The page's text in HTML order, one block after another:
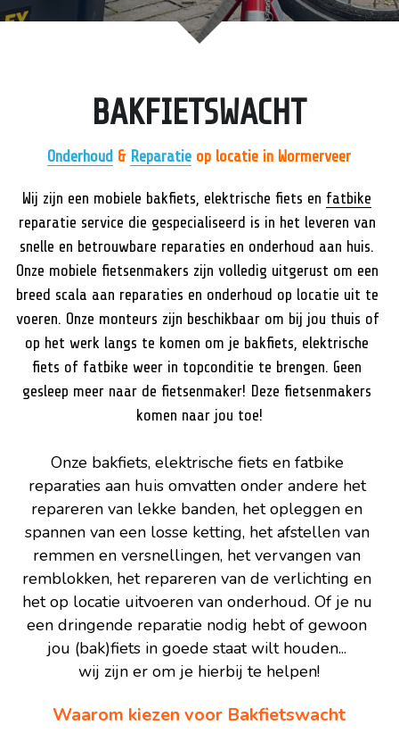
Carqon
Dolly
Gazelle
Lovens
Urban Arrow
Vogue bikes
Amstelveen
Assendelft
Castricum
Haarlem
Heemskerk
Hoofddorp
Krommenie
Zaandam
Wormer
Wormerveer
Pechhulp 24/7
BAKFIETSWACHT
Onderhoud & Reparatie op locatie in Wormerveer
Wij zijn een mobiele bakfiets, elektrische fiets en fatbike
reparatie service die gespecialiseerd is in het leveren van
snelle en betrouwbare reparaties en onderhoud aan huis.
Onze mobiele fietsenmakers zijn volledig uitgerust om een
breed scala aan reparaties en onderhoud op locatie uit te
voeren. Onze monteurs zijn beschikbaar om bij jou thuis of
op het werk langs te komen om je bakfiets, elektrische
fiets of fatbike weer in topconditie te brengen. Geen
gesleep meer naar de fietsenmaker! Deze fietsenmakers
komen naar jou toe!
Onze bakfiets, elektrische fiets en fatbike
reparaties aan huis omvatten onder andere het
repareren van lekke banden, het opleggen en
spannen van een losse ketting, het afstellen van
remmen en versnellingen, het vervangen van
remblokken, het repareren van de verlichting en
het op locatie uitvoeren van onderhoud. Of je nu
een dringende reparatie nodig hebt of gewoon
jou (bak)fiets in goede staat wilt houden...
wij zijn er om je hierbij te helpen!
Waarom kiezen voor Bakfietswacht